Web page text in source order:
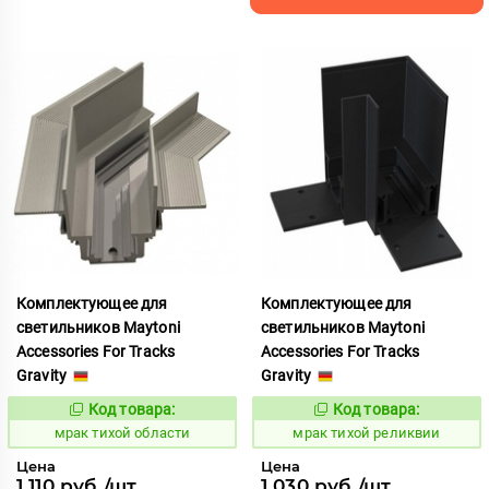
Комплектующее для
светильников Maytoni
Accessories For Tracks
Gravity
Код:
1059563
Код товара:
мрак тихой области
Цена
Комплектующее для
светильников Maytoni
Accessories For Tracks
Gravity
Код:
1059580
Код товара:
мрак тихой реликвии
Цена